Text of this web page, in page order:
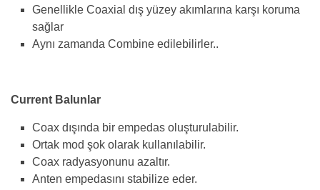
Genellikle Coaxial dış yüzey akımlarına karşı koruma
sağlar
Aynı zamanda Combine edilebilirler..
Current Balunlar
Coax dışında bir empedas oluşturulabilir.
Ortak mod şok olarak kullanılabilir.
Coax radyasyonunu azaltır.
Anten empedasını stabilize eder.